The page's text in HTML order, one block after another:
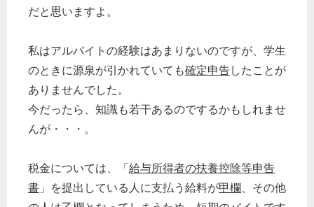
だと思いますよ。
私はアルバイトの経験はあまりないのですが、学生
のときに源泉が引かれていても確定申告したことが
ありませんでした。
今だったら、知識も若干あるのでするかもしれませ
んが・・・。
税金については、「給与所得者の扶養控除等申告
書 」を提出している人に支払う給料が甲欄、その他